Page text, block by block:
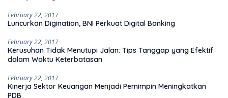
February 22, 2017
Luncurkan Digination, BNI Perkuat Digital Banking
February 22, 2017
Kerusuhan Tidak Menutupi Jalan: Tips Tanggap yang Efektif
dalam Waktu Keterbatasan
February 22, 2017
Kinerja Sektor Keuangan Menjadi Pemimpin Meningkatkan
PDB